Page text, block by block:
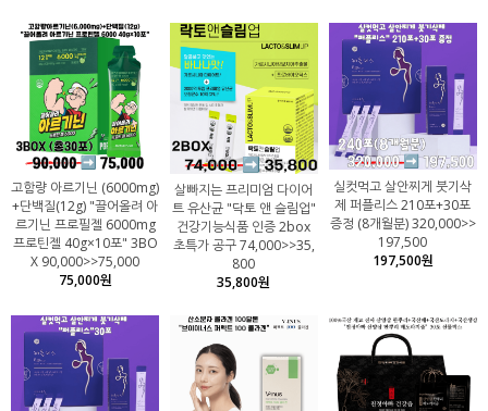
고함량 아르기닌 (6000mg)
+단백질(12g) "끌어올려 아
르기닌 프로필젤 6000mg
프로틴젤 40g×10포" 3BO
X 90,000>>75,000
75,000원
살빠지는 프리미엄 다이어
트 유산균 "닥토 앤 슬림업"
건강기능식품 인증 2box
초특가 공구 74,000>>35,
800
35,800원
실컷먹고 살안찌게 붓기삭
제 퍼플리스 210포+30포
증정 (8개월분) 320,000>>
197,500
197,500원